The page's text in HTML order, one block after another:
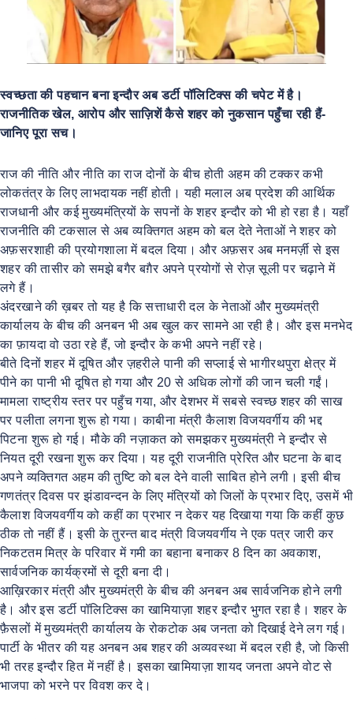
स्वच्छता की पहचान बना इन्दौर अब डर्टी पॉलिटिक्स की चपेट में है।
राजनीतिक खेल, आरोप और साज़िशें कैसे शहर को नुकसान पहुँचा रही हैं-
जानिए पूरा सच।
राज की नीति और नीति का राज दोनों के बीच होती अहम की टक्कर कभी
लोकतंत्र के लिए लाभदायक नहीं होती। यही मलाल अब प्रदेश की आर्थिक
राजधानी और कई मुख्यमंत्रियों के सपनों के शहर इन्दौर को भी हो रहा है। यहाँ
राजनीति की टकसाल से अब व्यक्तिगत अहम को बल देते नेताओं ने शहर को
अफ़सरशाही की प्रयोगशाला में बदल दिया। और अफ़सर अब मनमर्ज़ी से इस
शहर की तासीर को समझे बगैर बग़ैर अपने प्रयोगों से रोज़ सूली पर चढ़ाने में
लगे हैं।
अंदरखाने की ख़बर तो यह है कि सत्ताधारी दल के नेताओं और मुख्यमंत्री
कार्यालय के बीच की अनबन भी अब खुल कर सामने आ रही है। और इस मनभेद
का फ़ायदा वो उठा रहे हैं, जो इन्दौर के कभी अपने नहीं रहे।
बीते दिनों शहर में दूषित और ज़हरीले पानी की सप्लाई से भागीरथपुरा क्षेत्र में
पीने का पानी भी दूषित हो गया और 20 से अधिक लोगों की जान चली गईं।
मामला राष्ट्रीय स्तर पर पहुँच गया, और देशभर में सबसे स्वच्छ शहर की साख
पर पलीता लगना शुरू हो गया। काबीना मंत्री कैलाश विजयवर्गीय की भद्द
पिटना शुरू हो गई। मौके की नज़ाकत को समझकर मुख्यमंत्री ने इन्दौर से
नियत दूरी रखना शुरू कर दिया। यह दूरी राजनीति प्रेरित और घटना के बाद
अपने व्यक्तिगत अहम की तुष्टि को बल देने वाली साबित होने लगी। इसी बीच
गणतंत्र दिवस पर झंडावन्दन के लिए मंत्रियों को जिलों के प्रभार दिए, उसमें भी
कैलाश विजयवर्गीय को कहीं का प्रभार न देकर यह दिखाया गया कि कहीं कुछ
ठीक तो नहीं हैं। इसी के तुरन्त बाद मंत्री विजयवर्गीय ने एक पत्र जारी कर
निकटतम मित्र के परिवार में गमी का बहाना बनाकर 8 दिन का अवकाश,
सार्वजनिक कार्यक्रमों से दूरी बना दी।
आख़िरकार मंत्री और मुख्यमंत्री के बीच की अनबन अब सार्वजनिक होने लगी
है। और इस डर्टी पॉलिटिक्स का खामियाज़ा शहर इन्दौर भुगत रहा है। शहर के
फ़ैसलों में मुख्यमंत्री कार्यालय के रोकटोक अब जनता को दिखाई देने लग गई।
पार्टी के भीतर की यह अनबन अब शहर की अव्यवस्था में बदल रही है, जो किसी
भी तरह इन्दौर हित में नहीं है। इसका खामियाज़ा शायद जनता अपने वोट से
भाजपा को भरने पर विवश कर दे।